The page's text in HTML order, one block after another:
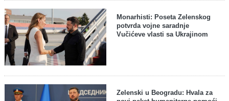
Monarhisti: Poseta Zelenskog
potvrda vojne saradnje
Vučićeve vlasti sa Ukrajinom
Zelenski u Beogradu: Hvala za